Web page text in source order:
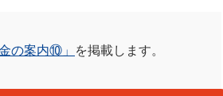
の案内⑩」 を掲載します。